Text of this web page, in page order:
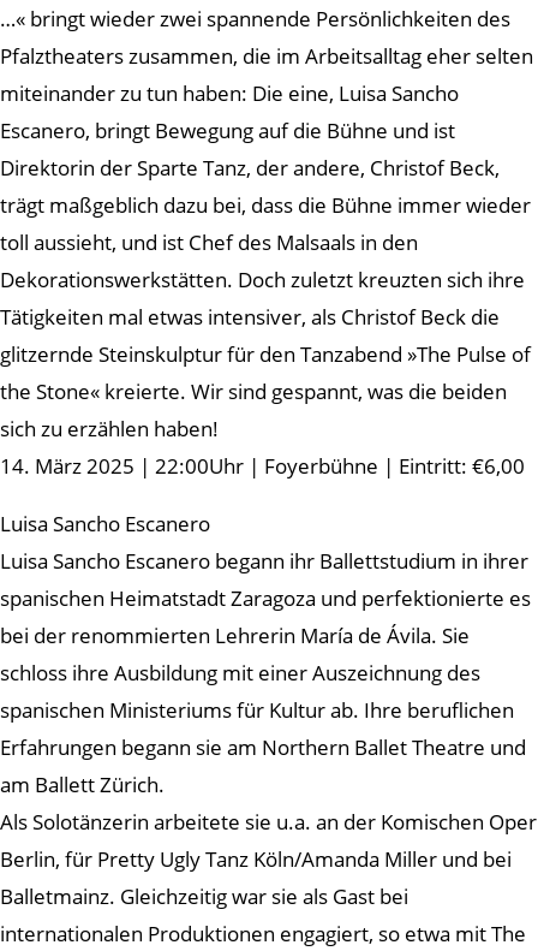
…« bringt wieder zwei spannende Persönlichkeiten des
Pfalztheaters zusammen, die im Arbeitsalltag eher selten
miteinander zu tun haben: Die eine, Luisa Sancho
Escanero, bringt Bewegung auf die Bühne und ist
Direktorin der Sparte Tanz, der andere, Christof Beck,
trägt maßgeblich dazu bei, dass die Bühne immer wieder
toll aussieht, und ist Chef des Malsaals in den
Dekorationswerkstätten. Doch zuletzt kreuzten sich ihre
Tätigkeiten mal etwas intensiver, als Christof Beck die
glitzernde Steinskulptur für den Tanzabend »The Pulse of
the Stone« kreierte. Wir sind gespannt, was die beiden
sich zu erzählen haben!
14. März 2025 | 22:00Uhr | Foyerbühne | Eintritt: €6,00
Luisa Sancho Escanero
Luisa Sancho Escanero begann ihr Ballettstudium in ihrer
spanischen Heimatstadt Zaragoza und perfektionierte es
bei der renommierten Lehrerin María de Ávila. Sie
schloss ihre Ausbildung mit einer Auszeichnung des
spanischen Ministeriums für Kultur ab. Ihre beruflichen
Erfahrungen begann sie am Northern Ballet Theatre und
am Ballett Zürich.
Als Solotänzerin arbeitete sie u.a. an der Komischen Oper
Berlin, für Pretty Ugly Tanz Köln/Amanda Miller und bei
Balletmainz. Gleichzeitig war sie als Gast bei
internationalen Produktionen engagiert, so etwa mit The